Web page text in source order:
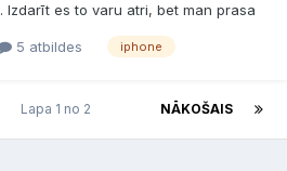
Izdarīt es to varu atri, bet man prasa
Par iepriekšējo Operātoru man nav
5 atbildes iphone
NĀKOŠAIS
Lapa 1 no 2